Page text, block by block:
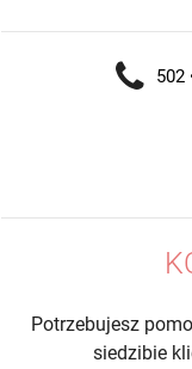
502
Potrzebujesz
siedzibie